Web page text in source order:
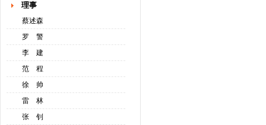
理事
蔡述森
罗 警
李 建
范 程
徐 帅
雷 林
张 钊